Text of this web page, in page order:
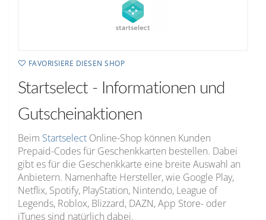
FAVORISIERE DIESEN SHOP
Startselect - Informationen und
Gutscheinaktionen
Beim Startselect Online-Shop können Kunden
Prepaid-Codes für Geschenkkarten bestellen. Dabei
gibt es für die Geschenkkarte eine breite Auswahl an
Anbietern. Namenhafte Hersteller, wie Google Play,
Netflix, Spotify, PlayStation, Nintendo, League of
Legends, Roblox, Blizzard, DAZN, App Store- oder
iTunes sind natürlich dabei.